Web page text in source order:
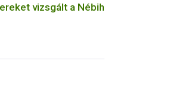
vizsgált a Nébih